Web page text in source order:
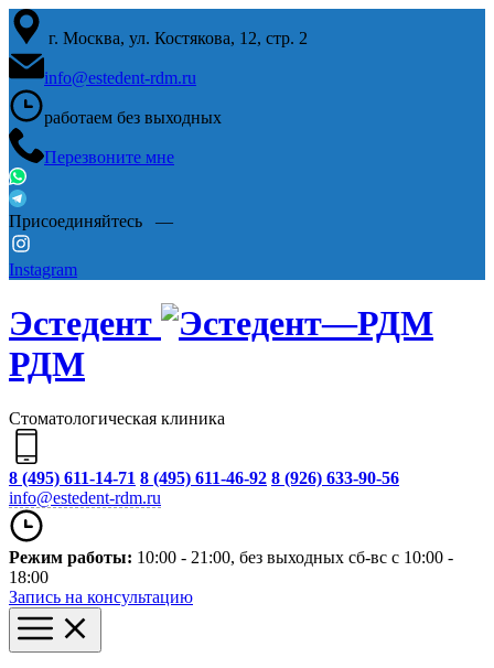
г. Москва, ул. Костякова, 12, стр. 2
info@estedent-rdm.ru
работаем без выходных
Перезвоните мне
Присоединяйтесь —
Instagram
Эстедент
РДМ
Стоматологическая клиника
8 (495) 611-14-71 8 (495) 611-46-92 8 (926) 633-90-56
info@estedent-rdm.ru
Режим работы: 10:00 - 21:00, без выходных сб-вс с 10:00 -
18:00
Запись на консультацию